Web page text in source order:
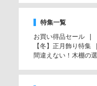
特集一覧
お買い得品セール
【冬】正月飾り特集
間違えない！木棚の